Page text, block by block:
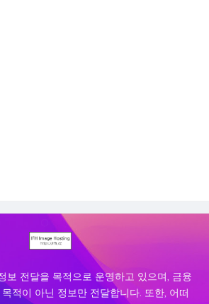
보 전달을 목적으로 운영하고 있으며, 금융
적이 아닌 정보만 전달합니다. 또한, 어떠